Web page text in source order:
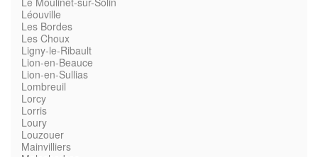
Léouville
Les Bordes
Les Choux
Ligny-le-Ribault
Lion-en-Beauce
Lion-en-Sullias
Lombreuil
Lorcy
Lorris
Loury
Louzouer
Mainvilliers